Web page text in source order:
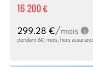
16 200 €